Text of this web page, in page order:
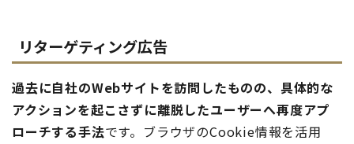
リターゲティング広告
過去に自社のWebサイトを訪問したものの、具体的な
アクションを起こさずに離脱したユーザーへ再度アプ
ローチする手法です。ブラウザのCookie情報を活用